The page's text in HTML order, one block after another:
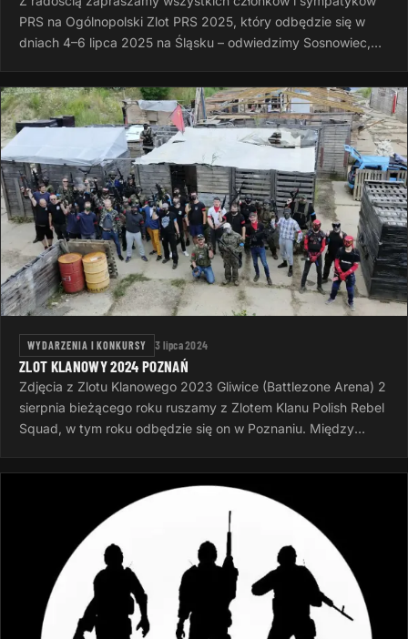
PRS na Ogólnopolski Zlot PRS 2025, który odbędzie się w
dniach 4–6 lipca 2025 na Śląsku – odwiedzimy Sosnowiec,
WYDARZENIA I KONKURSY 3 lipca 2024
ZLOT KLANOWY 2024 POZNAŃ
Zdjęcia z Zlotu Klanowego 2023 Gliwice (Battlezone Arena) 2
sierpnia bieżącego roku ruszamy z Zlotem Klanu Polish Rebel
Squad, w tym roku odbędzie się on w Poznaniu. Między